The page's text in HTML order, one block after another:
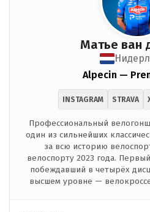
Матье ван
Alpecin —
INSTAGRAM STRAVA
Профессиональный
один из сильнейших
за всю историю
велоспорту 2023 года.
побеждавший в четырёх
высшем уровне —